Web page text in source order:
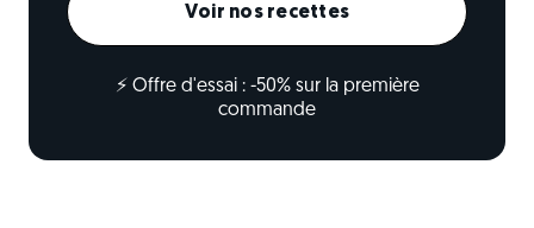
Voir nos recettes
⚡ Offre d'essai : -50% sur la première
commande